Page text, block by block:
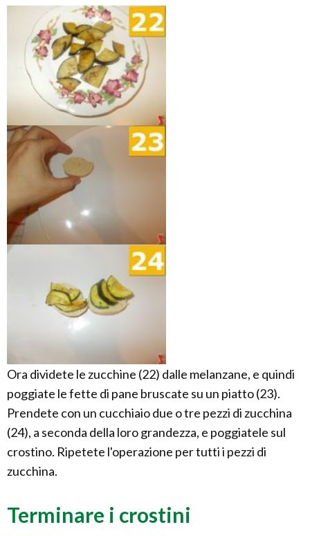
Ora dividete le zucchine (22) dalle melanzane, e quindi
poggiate le fette di pane bruscate su un piatto (23).
Prendete con un cucchiaio due o tre pezzi di zucchina
(24), a seconda della loro grandezza, e poggiatele sul
crostino. Ripetete l'operazione per tutti i pezzi di
zucchina.
Terminare i crostini